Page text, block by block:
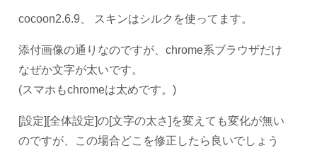
cocoon2.6.9、 スキンはシルクを使ってます。
添付画像の通りなのですが、chrome系ブラウザだけ
なぜか文字が太いです。
(スマホもchromeは太めです。)
[設定][全体設定]の[文字の太さ]を変えても変化が無い
のですが、この場合どこを修正したら良いでしょう